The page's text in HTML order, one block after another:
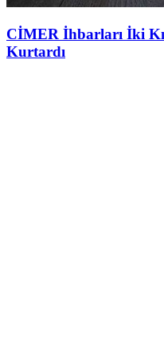
CİMER İhbarları İki
Kurtardı